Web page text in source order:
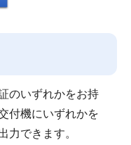
のいずれかをお持
付機にいずれかを
力できます。